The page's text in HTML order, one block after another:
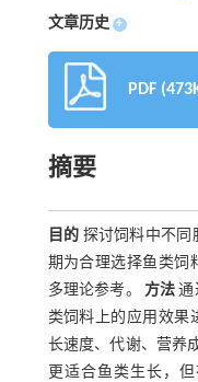
文章历史 +
PDF
摘要
目的 探讨饲料中不同
期为合理选择鱼类饲
多理论参考。 方法 通
类饲料上的应用效果
长速度、代谢、营养
更适合鱼类生长，